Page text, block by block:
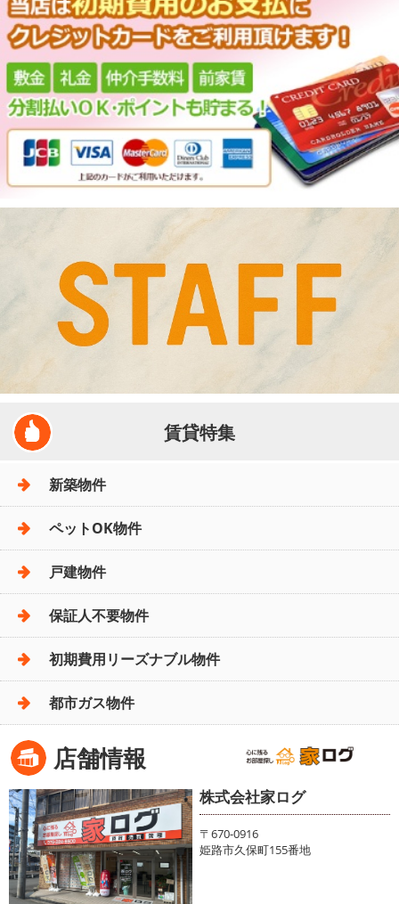
賃貸特集
新築物件
ペットOK物件
戸建物件
保証人不要物件
初期費用リーズナブル物件
都市ガス物件
店舗情報
株式会社家ログ
〒670-0916
姫路市久保町155番地